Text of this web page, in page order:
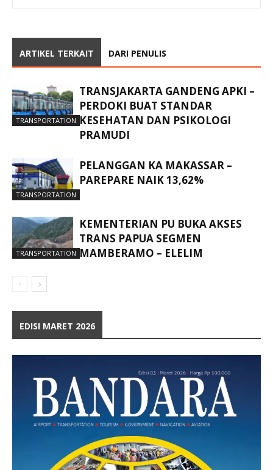
ARTIKEL TERKAIT DARI PENULIS
TRANSPORTATION
TRANSJAKARTA GANDENG APKI –
PERDOKI BUAT STANDAR
KESEHATAN DAN PSIKOLOGI
PRAMUDI
TRANSPORTATION
PELANGGAN KA MAKASSAR –
PAREPARE NAIK 13,62%
TRANSPORTATION
KEMENTERIAN PU BUKA AKSES
TRANS PAPUA SEGMEN
MAMBERAMO – ELELIM
EDISI MARET 2026